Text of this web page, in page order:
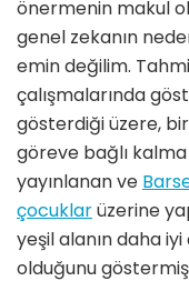
önermenin makul
genel zekanın
emin değilim.
çalışmalarında
gösterdiği üzere,
göreve bağlı kalma
yayınlanan ve
çocuklarüzerine
yeşil alanın daha
olduğunu